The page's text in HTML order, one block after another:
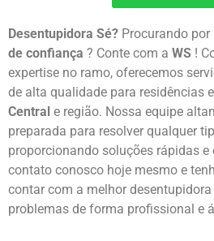
Desentupidora Sé? Procurando por
de confiança ? Conte com a WS !
expertise no ramo, oferecemos
de alta qualidade para residências e
Central e região. Nossa equipe
preparada para resolver qualquer
proporcionando soluções rápidas e
contato conosco hoje mesmo e
contar com a melhor
problemas de forma profissional e